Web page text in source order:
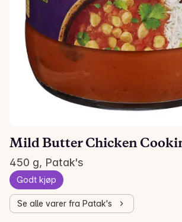
Mild Butter Chicken
450 g, Patak's
Godt kjøp
Se alle varer fra Patak's